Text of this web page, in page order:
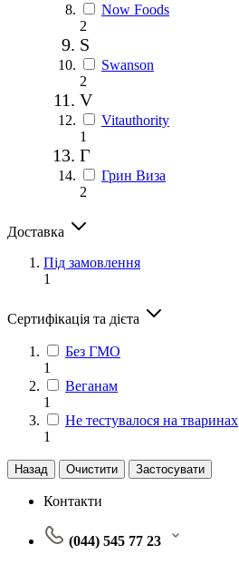
Now Foods
2
S
Swanson
2
V
Vitauthority
1
Г
Грин Виза
2
Доставка
Під замовлення
1
Сертифікація та дієта
Без ГМО
1
Веганам
1
Не тестувалося на тваринах
1
Назад Очистити Застосувати
Контакти
(044) 545 77 23